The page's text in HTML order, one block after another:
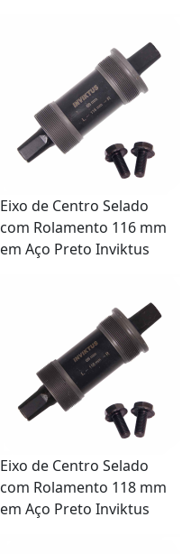
Eixo de Centro Selado
com Rolamento 116 mm
em Aço Preto Inviktus
Eixo de Centro Selado
com Rolamento 118 mm
em Aço Preto Inviktus